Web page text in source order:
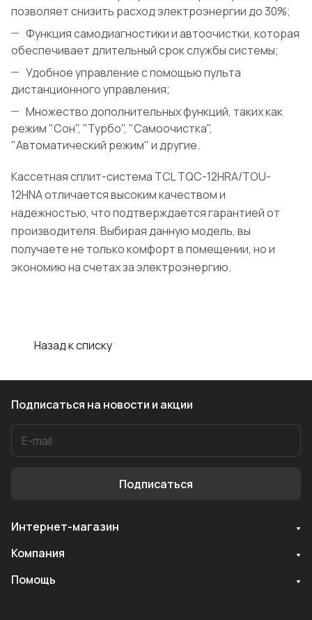
позволяет снизить расход электроэнергии до 30%;
Функция самодиагностики и автоочистки, которая
обеспечивает длительный срок службы системы;
Удобное управление с помощью пульта
дистанционного управления;
Множество дополнительных функций, таких как
режим "Сон", "Турбо", "Самоочистка",
"Автоматический режим" и другие.
Кассетная сплит-система TCL TQC-12HRA/TOU-
12HNA отличается высоким качеством и
надежностью, что подтверждается гарантией от
производителя. Выбирая данную модель, вы
получаете не только комфорт в помещении, но и
экономию на счетах за электроэнергию.
Назад к списку
Подписаться на новости и акции
Подписаться
Интернет-магазин
Компания
Помощь